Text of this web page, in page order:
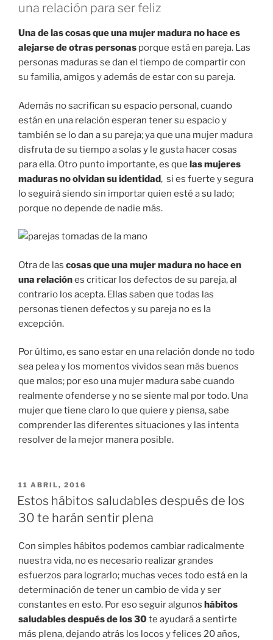
una relación para ser feliz
Una de las cosas que una mujer madura no hace es
alejarse de otras personas porque está en pareja. Las
personas maduras se dan el tiempo de compartir con
su familia, amigos y además de estar con su pareja.
Además no sacrifican su espacio personal, cuando
están en una relación esperan tener su espacio y
también se lo dan a su pareja; ya que una mujer madura
disfruta de su tiempo a solas y le gusta hacer cosas
para ella. Otro punto importante, es que las mujeres
maduras no olvidan su identidad, si es fuerte y segura
lo seguirá siendo sin importar quien esté a su lado;
porque no depende de nadie más.
Otra de las cosas que una mujer madura no hace en
una relaciónes criticar los defectos de su pareja, al
contrario los acepta. Ellas saben que todas las
personas tienen defectos y su pareja no es la
excepción.
Por último, es sano estar en una relación donde no todo
sea pelea y los momentos vividos sean más buenos
que malos; por eso una mujer madura sabe cuando
realmente ofenderse y no se siente mal por todo. Una
mujer que tiene claro lo que quiere y piensa, sabe
comprender las diferentes situaciones y las intenta
resolver de la mejor manera posible.
PUBLICADO
EN
11 ABRIL, 2016
Estos hábitos saludables después de los
30 te harán sentir plena
Con simples hábitos podemos cambiar radicalmente
nuestra vida, no es necesario realizar grandes
esfuerzos para lograrlo; muchas veces todo está en la
determinación de tener un cambio de vida y ser
constantes en esto. Por eso seguir algunos hábitos
saludables después de los 30te ayudará a sentirte
más plena, dejando atrás los locos y felices 20 años,